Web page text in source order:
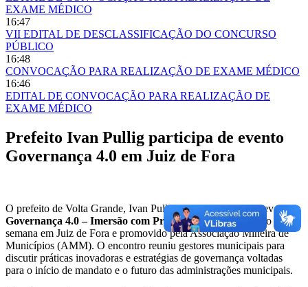
EXAME MÉDICO
16:47
VII EDITAL DE DESCLASSIFICAÇÃO DO CONCURSO
PÚBLICO
16:48
CONVOCAÇÃO PARA REALIZAÇÃO DE EXAME MÉDICO
16:46
EDITAL DE CONVOCAÇÃO PARA REALIZAÇÃO DE
EXAME MÉDICO
Prefeito Ivan Pullig participa de evento
Governança 4.0 em Juiz de Fora
O prefeito de Volta Grande, Ivan Pullig, esteve presente no evento
Governança 4.0 – Imersão com Prefeitos Eleitos, realizado esta
semana em Juiz de Fora e promovido pela Associação Mineira de
Municípios (AMM). O encontro reuniu gestores municipais para
discutir práticas inovadoras e estratégias de governança voltadas
para o início de mandato e o futuro das administrações municipais.